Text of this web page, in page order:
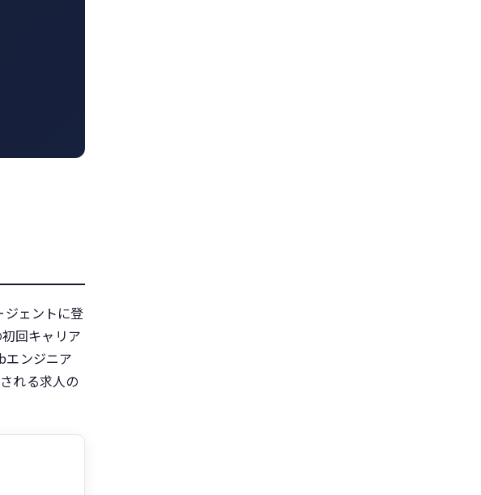
ジェントに登
回キャリア
エンジニア
れる求人の